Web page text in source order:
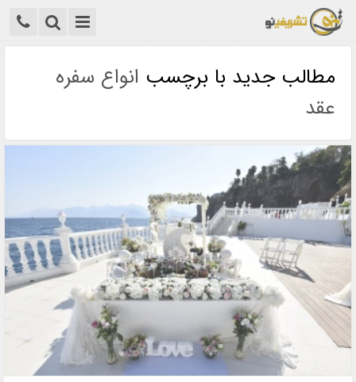
مطالب جدید با برچسب انواع سفره
عقد